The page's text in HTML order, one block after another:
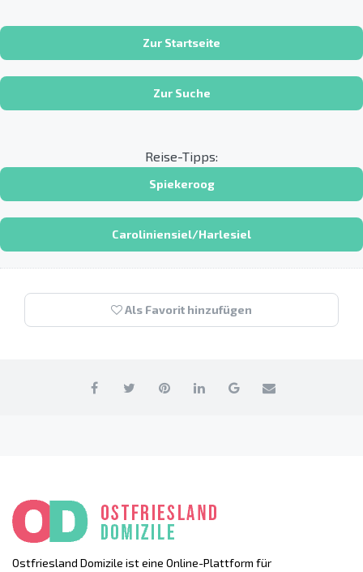
Zur Startseite
Zur Suche
Reise-Tipps:
Spiekeroog
Caroliniensiel/Harlesiel
Als Favorit hinzufügen
Ostfriesland Domizile ist eine Online-Plattform für